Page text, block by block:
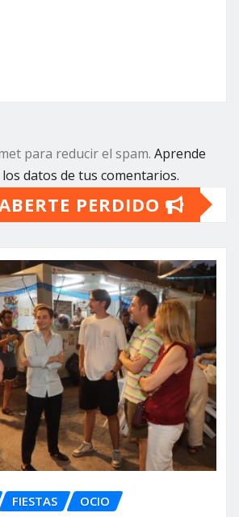
para reducir el spam. Aprende
datos de tus comentarios.
PERDIDO
FIESTAS OCIO